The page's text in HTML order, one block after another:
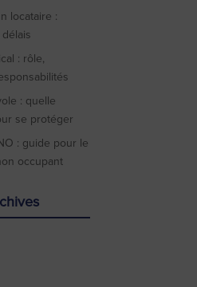
locataire :
: rôle,
: quelle
se protéger
: guide pour le
occupant